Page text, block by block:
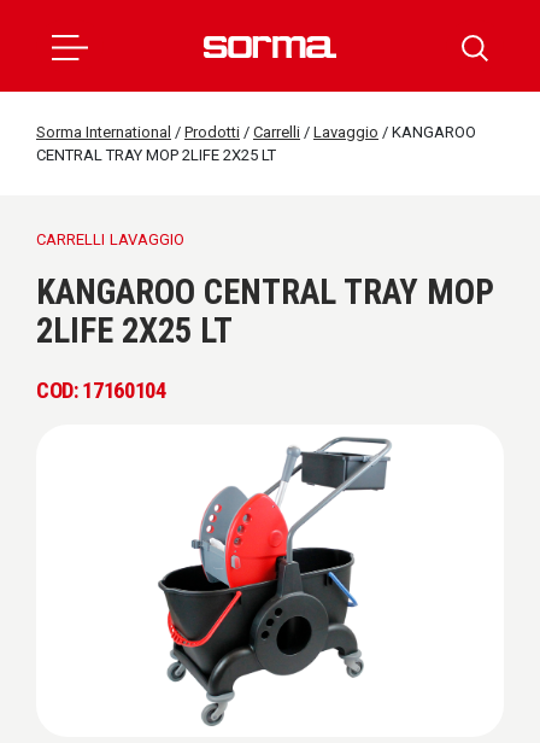
Sorma International / Prodotti / Carrelli / Lavaggio / KANGAROO
CENTRAL TRAY MOP 2LIFE 2X25 LT
CARRELLI LAVAGGIO
KANGAROO CENTRAL TRAY MOP
2LIFE 2X25 LT
COD: 17160104